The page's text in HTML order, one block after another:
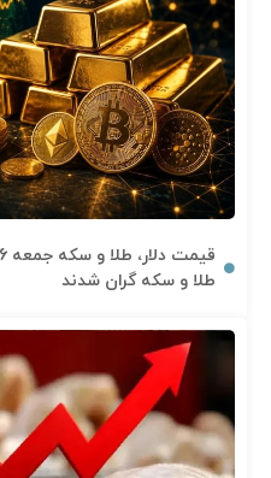
طلا و سکه گران شدند